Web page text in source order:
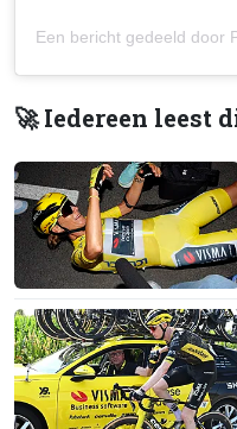
Een bericht gedeeld door
🚀 Iedereen leest